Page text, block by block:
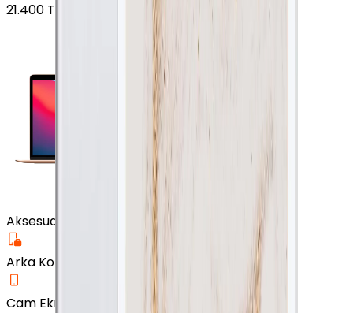
21.400 TL'den başlayan fiyatlar
Aksesuar
Arka Koruma Kılıf
Cam Ekran Koruyucu